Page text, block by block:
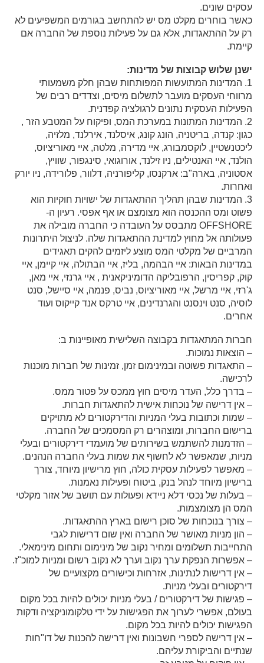
עסקים שונים.
כאשר בוחרים מקלט מס יש להתחשב בגורמים המשפיעים לא
רק על ההתאגדות, אלא גם על פעילות נוספת של החברה אם
קיימת.
ישנן שלוש קבוצות של מדינות:
1. המדינות המתועשות המפותחות שבהן חלק משמעותי
מרווחי העסקים מועבר לתשלום מיסים, וצדדים רבים של
הפעילות העסקית נתונים לרגולציה קפדנית.
2. המדינות המתונות במערכת המס, ופיקוח על המטבע הזר ,
כגון: קנדה, בריטניה, הונג קונג, איסלנד, אירלנד, מלזיה,
ליכטנשטיין, לוקסמבורג, איי מדירה, מלטה, איי מאוריציוס,
הולנד, איי האנטילים, ניו זילנד, אורוגואי, סינגפור, שוויץ,
אסטוניה, בארה"ב: ארקנסו, קליפורניה, דלוור, פלורידה, ניו יורק
ואחרות.
3. המדינות שבהן תהליך ההתאגדות של ישויות חוקיות הוא
פשוט ומס ההכנסה הוא מצומצם או אף אפסי. רעיון ה-
OFFSHORE מתבסס על העובדה כי החברה מובילה את
פעולותה אל מחוץ למדינת ההתאגדות שלה. לניצול היתרונות
המרביים של מקלטי המס מוצע ליזמים להקים תאגידים
במדינות הבאות: איי הבהמה, בליז, איי הבתולה, איי קיימן, איי
קוק, קפריסין, הרפובליקה הדומיניקאנית , איי גרנזי, איי מאן,
ג'רזי, איי מרשל, איי מאוריציוס, נביס, פנמה, איי סיישל, סנט
לוסיה, סנט וינסנט והגרנדינים, איי טרקס אנד קייקוס ועוד
אחרים.
חברות המתאגדות בקבוצה השלישית מאופיינות ב:
– הוצאות נמוכות.
– התאגדות פשוטה ובמינימום זמן, זמינות של חברות מוכנות
לרכישה.
– בדרך כלל, העדר מיסים חוץ ממכס על פטור ממס.
– אין דרישה של נוכחות אישית להתאגדות חברות.
– שמות וכתובות בעלי המניות והדירקטורים לא מתויקים
ברישום החברות, ומוצהרים רק המסמכים של החברה.
– הזדמנות להשתמש בשירותים של מועמדי דירקטורים ובעלי
מניות, שמאפשר לא לחשוף את שמות בעלי החברה הנהנים.
– מאפשר לפעילות עסקית כולה, חוץ מרישיון מיוחד, צורך
ברישיון מיוחד לנהל בנק, ביטוח ופעילות נאמנות.
– בעלות של נכסי דלא ניידא ופעולות עם תושב של אזור מקלטי
המס הן מצומצמות.
– צורך בנוכחות של סוכן רישום בארץ ההתאגדות.
– הון מניות מאושר של החברה ואין שום דרישות לגבי
התחייבות תשלומים ומחיר נקוב של מינימום ותחום מינימאלי.
– אפשרות הנפקת ערך נקוב וערך לא נקוב רשום ומניות למוכ"ז.
– אין דרישות לנתינות, אזרחות וכישורים מקצועיים של
דירקטורים ובעלי מניות.
– פגישות של דירקטורים / בעלי מניות יכולים להיות בכל מקום
בעולם, אפשרי לערוך את הפגישות על ידי טלקומוניקציה ודקות
הפגישות יכולים להיות בכל מקום.
– אין דרישה לספרי חשבונות ואין דרישה להכנות של דו"חות
שנתיים והביקורת עליהם.